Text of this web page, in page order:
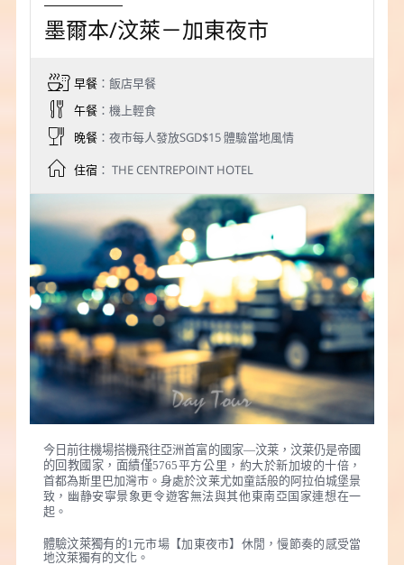
墨爾本/汶萊－加東夜市
早餐：飯店早餐
午餐：機上輕食
晚餐：夜市每人發放SGD$15 體驗當地風情
住宿： THE CENTREPOINT HOTEL
今日前往機場搭機飛往亞洲首富的國家—汶莱，汶莱仍是帝國
的回教國家，面績僅5765平方公里，約大於新加坡的十倍，
首都為斯里巴加灣市。身處於汶莱尤如童話般的阿拉伯城堡景
致，幽静安寧景象更令遊客無法與其他東南亞国家連想在一
起。
體驗汶萊獨有的1 元市場【加東夜市】休閒，慢節奏的感受當
地汶萊獨有的文化。